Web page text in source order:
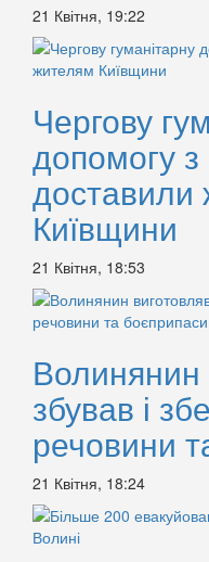
21 Квітня, 19:22
Чергову
допомогу
доставили
Київщини
21 Квітня, 18:53
Волинянин
збував і
речовини
21 Квітня, 18:24